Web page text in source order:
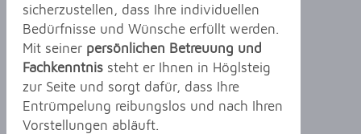
sicherzustellen, dass Ihre individuellen
Bedürfnisse und Wünsche erfüllt werden.
Mit seiner persönlichen Betreuung und
Fachkenntnis steht er Ihnen in Höglsteig
zur Seite und sorgt dafür, dass Ihre
Entrümpelung reibungslos und nach Ihren
Vorstellungen abläuft.